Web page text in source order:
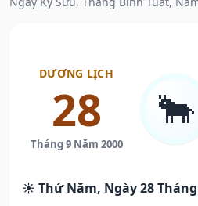
DƯƠNG LỊCH
28
Tháng 9 Năm 2000
🐂
☀️ Thứ Năm, Ngày 28 Tháng